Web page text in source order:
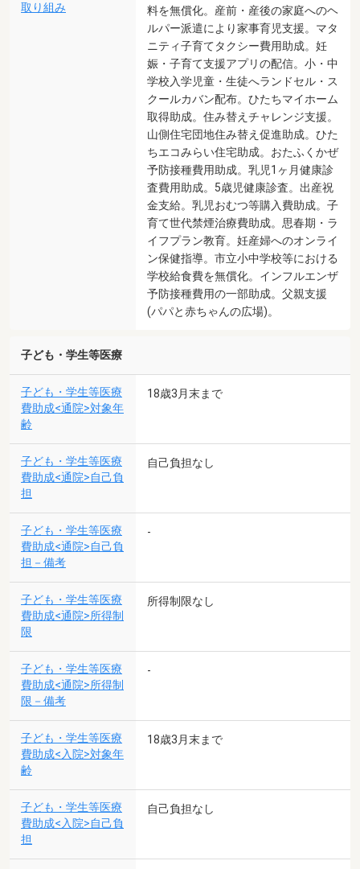
取り組み
料を無償化。産前・産後の家庭へのヘ
ルパー派遣により家事育児支援。マタ
ニティ子育てタクシー費用助成。妊
娠・子育て支援アプリの配信。小・中
学校入学児童・生徒へランドセル・ス
クールカバン配布。ひたちマイホーム
取得助成。住み替えチャレンジ支援。
山側住宅団地住み替え促進助成。ひた
ちエコみらい住宅助成。おたふくかぜ
予防接種費用助成。乳児1ヶ月健康診
査費用助成。5歳児健康診査。出産祝
金支給。乳児おむつ等購入費助成。子
育て世代禁煙治療費助成。思春期・ラ
イフプラン教育。妊産婦へのオンライ
ン保健指導。市立小中学校等における
学校給食費を無償化。インフルエンザ
予防接種費用の一部助成。父親支援
(パパと赤ちゃんの広場)。
子ども・学生等医療
子ども・学生等医療
費助成<通院>対象年
齢
18歳3月末まで
子ども・学生等医療
費助成<通院>自己負
担
自己負担なし
子ども・学生等医療
費助成<通院>自己負
担－備考
-
子ども・学生等医療
費助成<通院>所得制
限
所得制限なし
子ども・学生等医療
費助成<通院>所得制
限－備考
-
子ども・学生等医療
費助成<入院>対象年
齢
18歳3月末まで
子ども・学生等医療
費助成<入院>自己負
担
自己負担なし